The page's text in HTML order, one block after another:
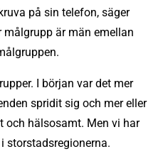
på sin telefon, säger
målgrupp är män emellan
I början var det mer
spridit sig och mer eller
och hälsosamt. Men vi har
storstadsregionerna.